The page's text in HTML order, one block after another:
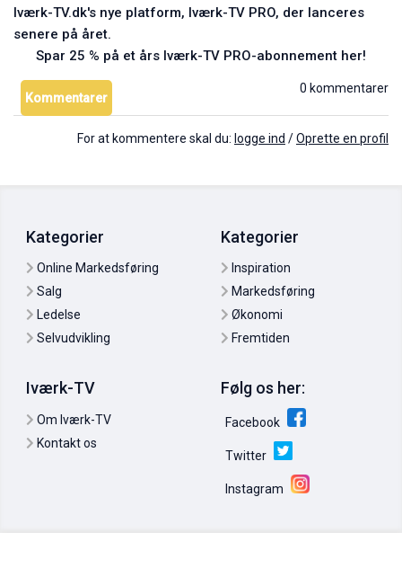
Mark Anthony: Tag ejerskab over din dag
04. jun. 2011
Christian Campbell: En lærerig case om kanvas-salg
11. jun. 2011
Iværk-TV.dk's nye platform, Iværk-TV PRO, der lanceres
senere på året.
Spar 25 % på et års Iværk-TV PRO-abonnement her!
0 kommentarer
Kommentarer
For at kommentere skal du: logge ind /Oprette en profil
Kategorier
Online Markedsføring
Salg
Ledelse
Selvudvikling
Kategorier
Inspiration
Markedsføring
Økonomi
Fremtiden
Iværk-TV
Om Iværk-TV
Kontakt os
Følg os her:
Facebook
Twitter
Instagram